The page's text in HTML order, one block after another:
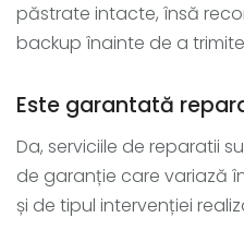
păstrate intacte, însă
backup înainte de a
Este garantată
Da, serviciile de reparatii
de garanție care variază
și de tipul intervenției